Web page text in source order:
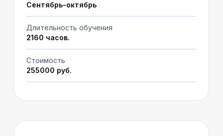
Сентябрь-октябрь
Длительность обучения
2160 часов.
Стоимость
255000 руб.